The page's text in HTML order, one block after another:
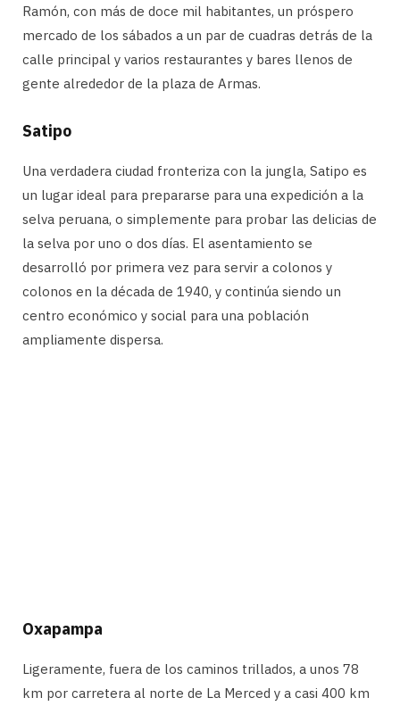
Ramón, con más de doce mil habitantes, un próspero
mercado de los sábados a un par de cuadras detrás de la
calle principal y varios restaurantes y bares llenos de
gente alrededor de la plaza de Armas.
Satipo
Una verdadera ciudad fronteriza con la jungla, Satipo es
un lugar ideal para prepararse para una expedición a la
selva peruana, o simplemente para probar las delicias de
la selva por uno o dos días. El asentamiento se
desarrolló por primera vez para servir a colonos y
colonos en la década de 1940, y continúa siendo un
centro económico y social para una población
ampliamente dispersa.
Oxapampa
Ligeramente, fuera de los caminos trillados, a unos 78
km por carretera al norte de La Merced y a casi 400 km